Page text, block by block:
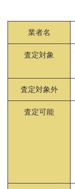
業者名
査定対象
査定対象外
査定可能